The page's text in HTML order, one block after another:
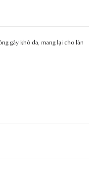
gây khô da, mang lại cho làn